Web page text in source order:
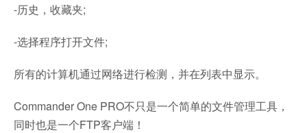
-历史，收藏夹;
-选择程序打开文件;
所有的计算机通过网络进行检测，并在列表中显示。
Commander One PRO不只是一个简单的文件管理工具，
同时也是一个FTP客户端！